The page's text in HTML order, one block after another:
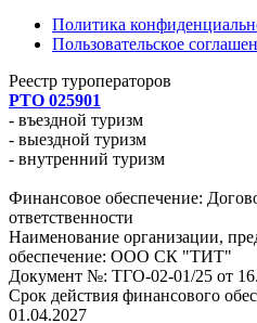
Политика
Пользовательское
Реестр туроператоров
РТО 025901
- въездной туризм
- выездной туризм
- внутренний туризм
Финансовое обеспечение:
ответственности
Наименование организации,
обеспечение: ООО СК "ТИТ"
Документ №: ТГО-02-01/25 от
Срок действия финансового
01.04.2027